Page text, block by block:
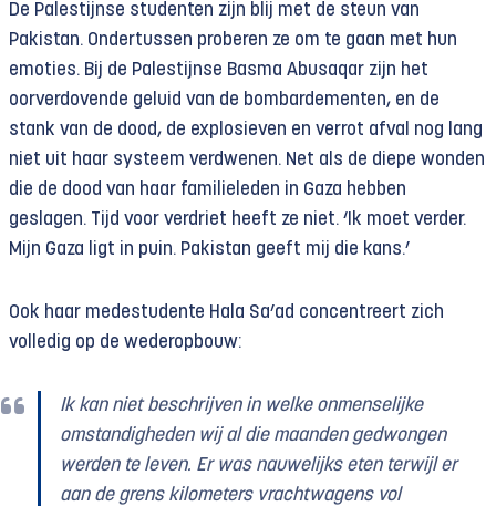
De Palestijnse studenten zijn blij met de steun van
Pakistan. Ondertussen proberen ze om te gaan met hun
emoties. Bij de Palestijnse Basma Abusaqar zijn het
oorverdovende geluid van de bombardementen, en de
stank van de dood, de explosieven en verrot afval nog lang
niet uit haar systeem verdwenen. Net als de diepe wonden
die de dood van haar familieleden in Gaza hebben
geslagen. Tijd voor verdriet heeft ze niet. ‘Ik moet verder.
Mijn Gaza ligt in puin. Pakistan geeft mij die kans.’
Ook haar medestudente Hala Sa’ad concentreert zich
volledig op de wederopbouw:
Ik kan niet beschrijven in welke onmenselijke
omstandigheden wij al die maanden gedwongen
werden te leven. Er was nauwelijks eten terwijl er
aan de grens kilometers vrachtwagens vol